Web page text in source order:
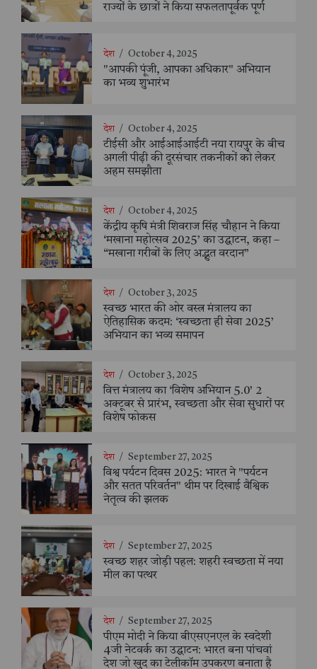
राज्यों के छात्रों ने किया सफलतापूर्वक पूर्ण
देश / October 4, 2025
"आपकी पूंजी, आपका अधिकार" अभियान
का भव्य शुभारंभ
देश / October 4, 2025
टीईसी और आईआईआईटी नया रायपुर के बीच
अगली पीढ़ी की दूरसंचार तकनीकों को लेकर
अहम समझौता
देश / October 4, 2025
केंद्रीय कृषि मंत्री शिवराज सिंह चौहान ने किया
‘मखाना महोत्सव 2025’ का उद्घाटन, कहा –
“मखाना गरीबों के लिए अद्भुत वरदान”
देश / October 3, 2025
स्वच्छ भारत की ओर वस्त्र मंत्रालय का
ऐतिहासिक कदम: ‘स्वच्छता ही सेवा 2025’
अभियान का भव्य समापन
देश / October 3, 2025
वित्त मंत्रालय का ‘विशेष अभियान 5.0’ 2
अक्टूबर से प्रारंभ, स्वच्छता और सेवा सुधारों पर
विशेष फोकस
देश / September 27, 2025
विश्व पर्यटन दिवस 2025: भारत ने "पर्यटन
और सतत परिवर्तन" थीम पर दिखाई वैश्विक
नेतृत्व की झलक
देश / September 27, 2025
स्वच्छ शहर जोड़ी पहल: शहरी स्वच्छता में नया
मील का पत्थर
देश / September 27, 2025
पीएम मोदी ने किया बीएसएनएल के स्वदेशी
4जी नेटवर्क का उद्घाटन: भारत बना पांचवां
देश जो खुद का टेलीकॉम उपकरण बनाता है